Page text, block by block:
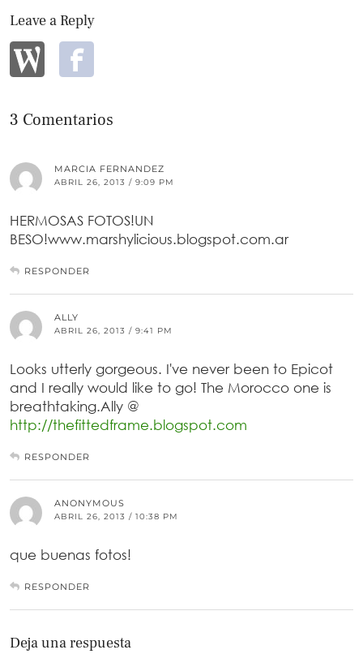
Leave a Reply
3 Comentarios
MARCIA FERNANDEZ
ABRIL 26, 2013 / 9:09 PM
HERMOSAS FOTOS!UN
BESO!www.marshylicious.blogspot.com.ar
RESPONDER
ALLY
ABRIL 26, 2013 / 9:41 PM
Looks utterly gorgeous. I've never been to Epicot
and I really would like to go! The Morocco one is
breathtaking.Ally @
http://thefittedframe.blogspot.com
RESPONDER
ANONYMOUS
ABRIL 26, 2013 / 10:38 PM
que buenas fotos!
RESPONDER
Deja una respuesta